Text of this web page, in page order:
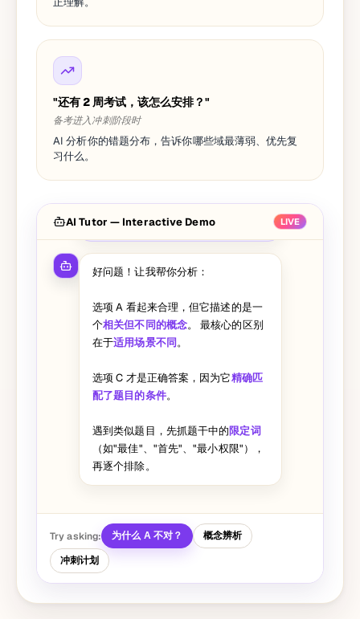
"还有 2 周考试，该怎么安排？"
备考进入冲刺阶段时
AI 分析你的错题分布，告诉你哪些域最薄弱、优先复
习什么。
AI Tutor — Interactive Demo LIVE
这道题我选了 A，但答案说是 C，能
帮我分析一下为什么 A 不对吗？
好问题！让我帮你分析：
选项 A 看起来合理，但它描述的是一
个相关但不同的概念。 最核心的区别
在于适用场景不同。
选项 C 才是正确答案，因为它精确匹
配了题目的条件。
遇到类似题目，先抓题干中的限定词
（如"最佳"、"首先"、"最小权限"），
再逐个排除。
Try asking: 为什么 A 不对？ 概念辨析
冲刺计划